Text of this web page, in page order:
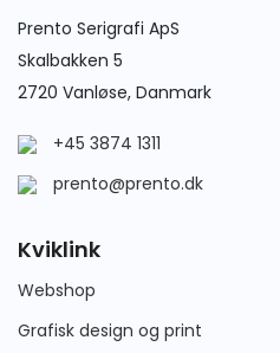
Prento Serigrafi ApS
Skalbakken 5
2720 Vanløse, Danmark
+45 3874 1311
prento@prento.dk
Kviklink
Webshop
Grafisk design og print